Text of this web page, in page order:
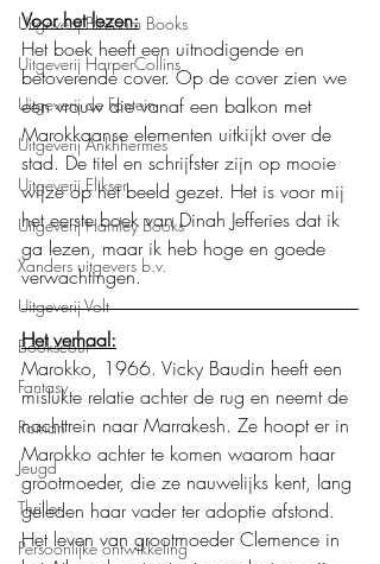
Uitgeverij Blossom Books
Uitgeverij HarperCollins
Uitgeverij de Fontein
Uitgeverij Ankhhermes
Uitgeverij Elikser
Uitgeverij Hamley Books
Xanders uitgevers b.v.
Uitgeverij Volt
Bookscout
Fantasy
Roman
Jeugd
Thriller
Persoonlijke ontwikkeling
Voor het lezen:
Het boek heeft een uitnodigende en
betoverende cover. Op de cover zien we
een vrouw die vanaf een balkon met
Marokkaanse elementen uitkijkt over de
stad. De titel en schrijfster zijn op mooie
wijze op het beeld gezet. Het is voor mij
het eerste boek van Dinah Jefferies dat ik
ga lezen, maar ik heb hoge en goede
verwachtingen.
Het verhaal:
Marokko, 1966. Vicky Baudin heeft een
mislukte relatie achter de rug en neemt de
nachttrein naar Marrakesh. Ze hoopt er in
Marokko achter te komen waarom haar
grootmoeder, die ze nauwelijks kent, lang
geleden haar vader ter adoptie afstond.
Het leven van grootmoeder Clemence in